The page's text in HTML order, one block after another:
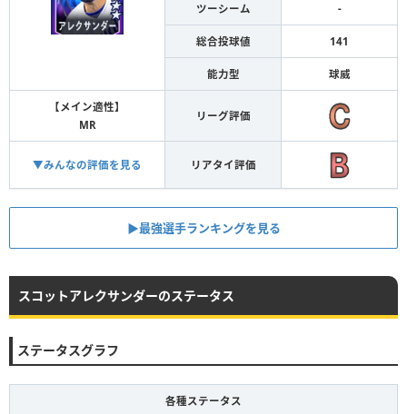
ツーシーム -
総合投球値 141
能力型 球威
【メイン適性】
MR
リーグ評価
▼みんなの評価を見る リアタイ評価
▶︎最強選手ランキングを見る
スコットアレクサンダーのステータス
ステータスグラフ
各種ステータス